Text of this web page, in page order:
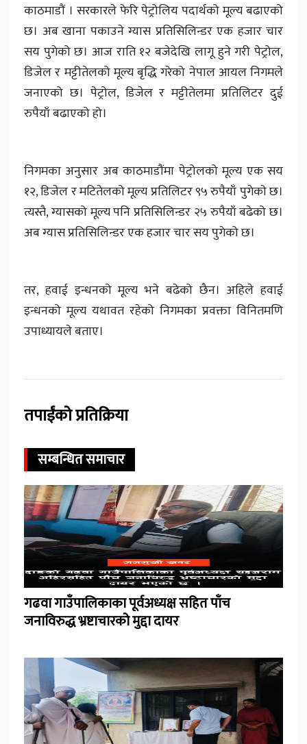
काठमाडौं । सरकारले फेरि पेट्रोलिय पदार्थको मूल्य बढाएको
छ। अब खाना पकाउने ग्यास प्रतिसिलिन्डर एक हजार चार
सय पुगेको छ। आज राति १२ बजेदेखि लागू हुने गरी पेट्रोल,
डिजेल र मट्टीतेलको मूल्य बृद्धि गरेको नेपाल आयल निगमले
जनाएको छ। पेट्रोल, डिजेल र मट्टीतेलमा प्रतिलिटर दुई
रुपैयाँ बढाएको हो।
निगमका अनुसार अब काठमाडौंमा पेट्रोलको मूल्य एक सय
१२, डिजेल र मटितेलको मूल्य प्रतिलिटर ९५ रुपैयाँ पुगेकाे छ।
त्यस्तै, ग्यासको मूल्य पनि प्रतिसिलिन्डर २५ रुपैयाँ बढेको छ।
अब ग्यास प्रतिसिलिन्डर एक हजार चार सय पुगेको छ।
तर, हवाई इन्धनको मूल्य भने बढेको छैन। अहिले हवाई
इन्धनको मूल्य यथावत रहेको निगमका प्रवक्ता विनितमणि
उपाध्यायले बताए।
तपाईंको प्रतिक्रिया
सम्बन्धित समाचार
गढवा गाउँपालिकाका पूर्वअध्यक्ष सहित पाँच
जनाविरुद्ध भ्रष्टाचारको मुद्दा दायर